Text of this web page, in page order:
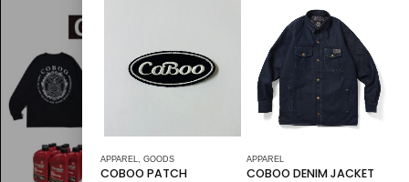
APPAREL GOODS
COBOO PATCH
APPAREL
COBOO DENIM JACKET